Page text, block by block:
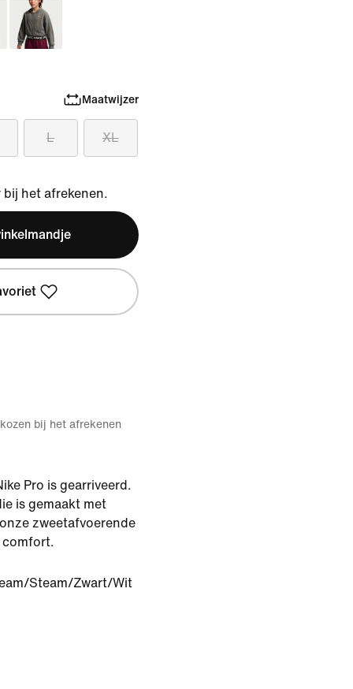
Maatwijzer
L XL
het afrekenen.
bij het afrekenen
Pro is gearriveerd.
is gemaakt met
zweetafvoerende
Steam/Zwart/Wit